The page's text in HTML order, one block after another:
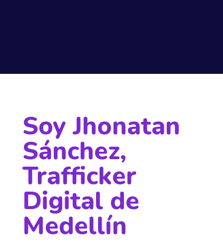
Soy Jhonatan
Sánchez,
Trafficker
Digital de
Medellín